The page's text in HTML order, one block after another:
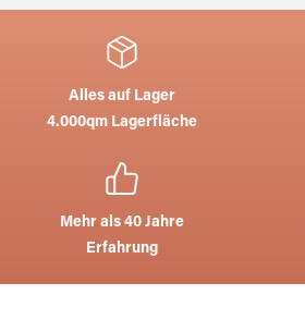
Alles auf Lager
4.000qm Lagerfläche
Mehr als 40 Jahre
Erfahrung